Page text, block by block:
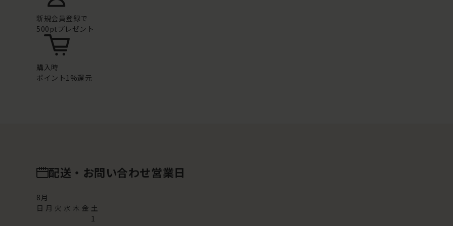
新規会員登録で
500ptプレゼント
購入時
ポイント1%還元
配送・お問い合わせ営業日
8月
日 月 火 水 木 金 土
1